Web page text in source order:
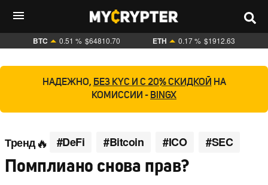
BTC 0.51 % $64810.70 ETH 0.17 % $1912.63
НАДЕЖНО, БЕЗ KYC И С 20% СКИДКОЙ НА
КОМИССИИ - BINGX
Тренд #DeFi #Bitcoin #ICO #SEC
Помплиано снова прав?